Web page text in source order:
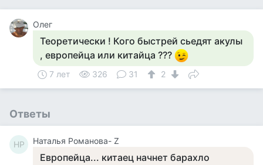
Олег
Теоретически ! Кого быстрей сьедят акулы
, европейца или китайца ???
7 лет 326 31 2
Ответы
НР Наталья Романова- Z
Европейца... китаец начнет барахло